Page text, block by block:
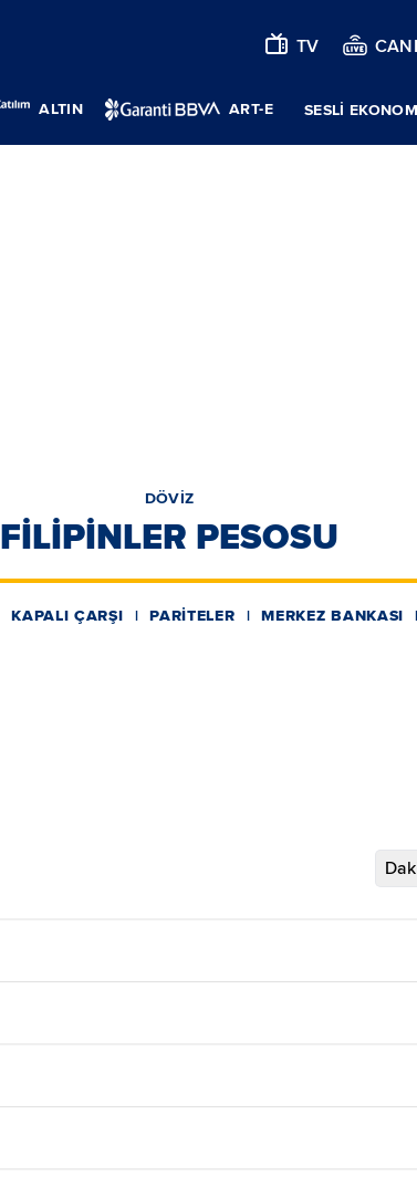
TV
ALTIN ART-E SESLİ
DÖVİZ
FİLİPİNLER PESOSU
KAPALI ÇARŞI PARİTELER MERKEZ BANKASI